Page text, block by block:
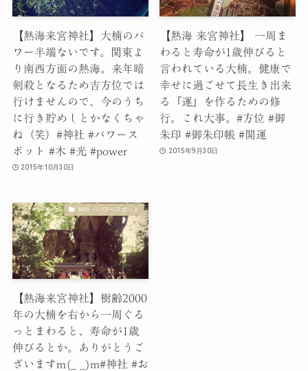
【熱海来宮神社】大楠のパ
ワー半端ないです。関東よ
り南西方面の熱海。来年暗
剣殺となるため吉方位では
行けませんので、今のうち
に行き貯めしとかなくちゃ
ね（笑）#神社 #パワース
ポット #木 #光 #power
2015年10月30日
【熱海 来宮神社】 一周ま
わると寿命が1歳伸びると
言われている大楠。健康で
幸せに過ごせて長生き出来
る『運』を作るための修
行。これ大事。#方位 #御
朱印 #御朱印帳 #開運
2015年9月30日
神社・パワースポット
【熱海来宮神社】樹齢2000
年の大楠を右から一周ぐる
っとまわると、寿命が1歳
伸びるとか。ありがとうご
ざいますm(_ _)m#神社 #お